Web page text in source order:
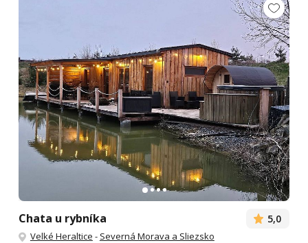
Chata u rybníka 5,0
Velké Heraltice - Severná Morava a Sliezsko